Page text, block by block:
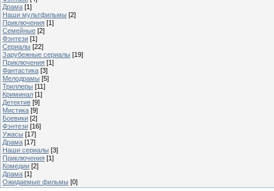
Драма [1]
Наши мультфильмы [2]
Приключения [1]
Семейные [2]
Фэнтези [1]
Сериалы [22]
Зарубежные сериалы [19]
Приключения [1]
Фантастика [3]
Мелодрамы [5]
Триллеры [11]
Криминал [1]
Детектив [9]
Мистика [9]
Боевики [2]
Фэнтези [16]
Ужасы [17]
Драма [17]
Наши сериалы [3]
Приключения [1]
Комедии [2]
Драма [1]
Ожидаемые фильмы [0]